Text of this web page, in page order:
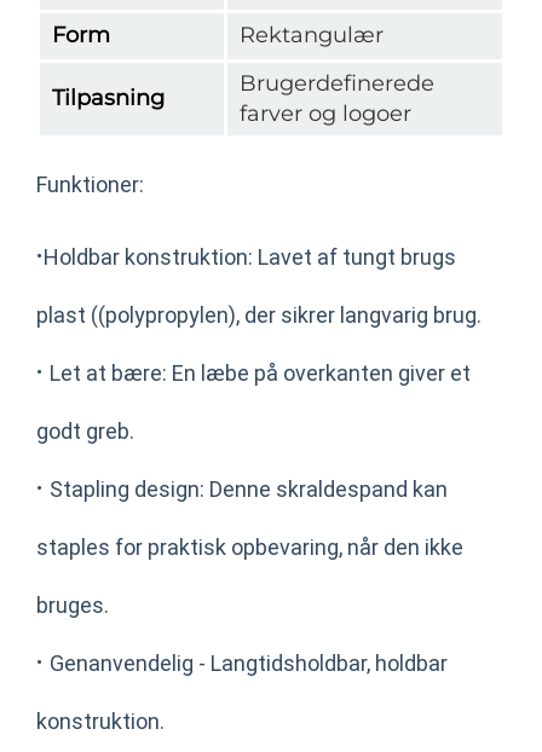
Form
Rektangulær
Tilpasning
Brugerdefinerede
farver og logoer
Funktioner:
·Holdbar konstruktion: Lavet af tungt brugs
plast ((polypropylen), der sikrer langvarig brug.
· Let at bære: En læbe på overkanten giver et
godt greb.
· Stapling design: Denne skraldespand kan
staples for praktisk opbevaring, når den ikke
bruges.
· Genanvendelig - Langtidsholdbar, holdbar
konstruktion.